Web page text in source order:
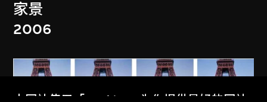
家景
2006